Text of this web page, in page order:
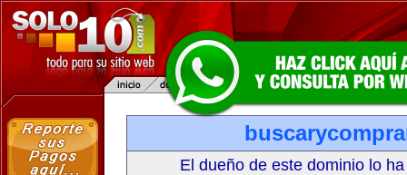
El dueño de este dominio lo